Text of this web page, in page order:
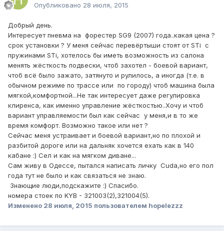
Опубликовано 28 июля, 2015
Добрый день.
Интересует пневма на форестер SG9 (2007) года..какая цена ?
срок установки ? У меня сейчас перевёртыши стоят от STi с
пружинами STi, хотелось бы иметь возможность из салона
менять жёсткость подвески, чтоб захотел - боевой вариант,
чтоб всё было зажато, затянуто и рулилось, а иногда (т.е. в
обычном режиме по трассе или по городу) чтоб машина была
мягкой,комфортной...Не так интересует даже регулировка
клиренса, как именно управление жёсткостью..Хочу и чтоб
вариант управляемости был как сейчас у меня,и в то же
время комфорт. Возможно такое или нет ?
Сейчас меня устраивает и боевой вариант,но по плохой и
разбитой дороге или на дальняк хочется ехать как в 140
кабане :) Сел и как на мягком диване...
Сам живу в Одессе, пытался написать личку Cuda,но его пол
года тут не было и как связаться не знаю.
Знающие люди,подскажите :) Спасибо.
номера стоек по KYB - 321003(2),321004(5).
Изменено 28 июля, 2015 пользователем hopelezzz